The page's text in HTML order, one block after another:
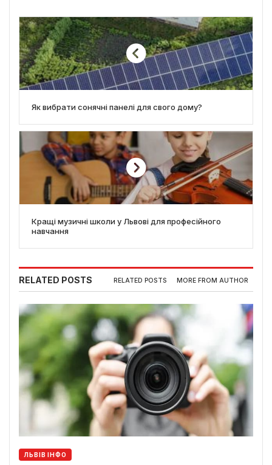
Як вибрати сонячні панелі для свого дому?
Кращі музичні школи у Львові для професійного
навчання
RELATED POSTS RELATED POSTS MORE FROM AUTHOR
ЛЬВІВ ІНФО